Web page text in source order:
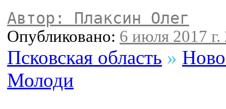
Автор: Плаксин Олег
Опубликовано: 6 июля 2017 г.
Псковская область »
Молоди